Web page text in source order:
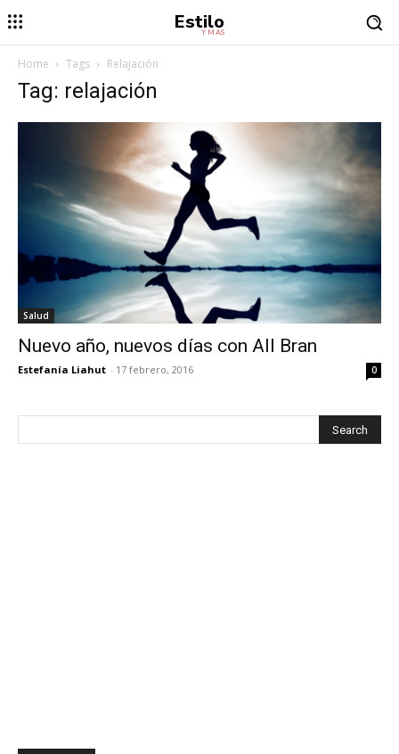
Estilo
Y MÁS
Home Tags Relajación
Tag: relajación
Salud
Nuevo año, nuevos días con All Bran
Estefanía Liahut - 17 febrero, 2016 0